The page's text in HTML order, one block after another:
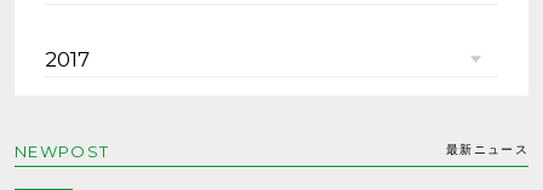
2017
NEWPOST 最新ニュース